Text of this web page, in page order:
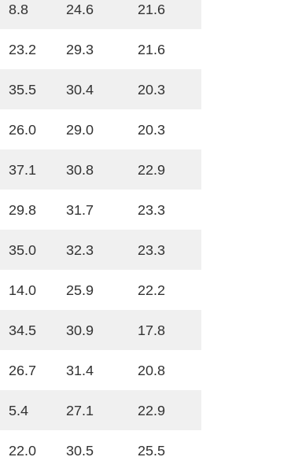
8.8 24.6 21.6
23.2 29.3 21.6
35.5 30.4 20.3
26.0 29.0 20.3
37.1 30.8 22.9
29.8 31.7 23.3
35.0 32.3 23.3
14.0 25.9 22.2
34.5 30.9 17.8
26.7 31.4 20.8
5.4 27.1 22.9
22.0 30.5 25.5